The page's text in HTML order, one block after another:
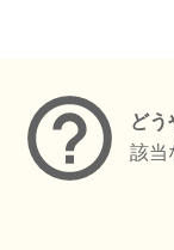
どう
該当